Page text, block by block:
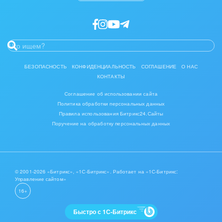
БЕЗОПАСНОСТЬ КОНФИДЕНЦИАЛЬНОСТЬ СОГЛАШЕНИЕ
О НАС
КОНТАКТЫ
Соглашение об использовании сайта
Политика обработки персональных данных
Правила использования Битрикс24.Сайты
Поручение на обработку персональных данных
© 2001-2026 «Битрикс», «1С-Битрикс». Работает на «1С-Битрикс:
Управление сайтом»
16+
Быстро с 1С-Битрикс